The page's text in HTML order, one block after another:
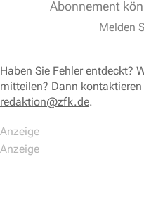
Abonnement
Melden
Haben Sie Fehler entdeckt?
mitteilen? Dann
redaktion@zfk.de.